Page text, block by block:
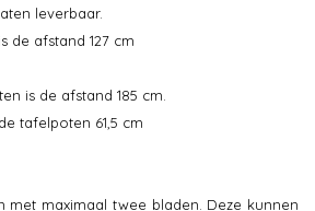
leverbaar.
de afstand 127 cm
is de afstand 185 cm.
tafelpoten 61,5 cm
met maximaal twee bladen. Deze kunnen